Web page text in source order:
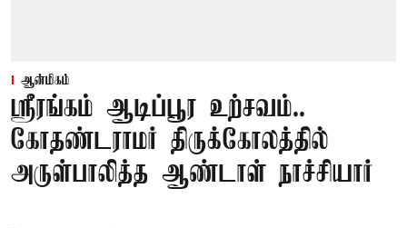
ஆன்மிகம்
ஸ்ரீரங்கம் ஆடிப்பூர உற்சவம்..
கோதண்டராமர் திருக்கோலத்தில்
அருள்பாலித்த ஆண்டாள் நாச்சியார்